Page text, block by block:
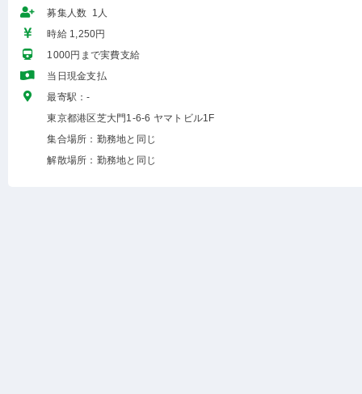
募集人数 1人
時給 1,250円
1000円まで実費支給
当日現金支払
最寄駅：-
東京都港区芝大門1-6-6 ヤマトビル1F
集合場所：勤務地と同じ
解散場所：勤務地と同じ